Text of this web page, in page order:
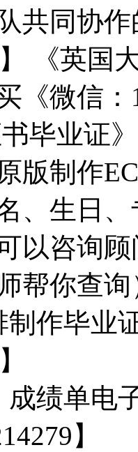
共同协
】 《英国
《微信
毕业证
版制作
、生日
以咨询顾
帮你查询
制作毕业
成绩单电
】